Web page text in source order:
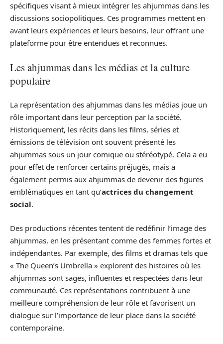
spécifiques visant à mieux intégrer les ahjummas dans les
discussions sociopolitiques. Ces programmes mettent en
avant leurs expériences et leurs besoins, leur offrant une
plateforme pour être entendues et reconnues.
Les ahjummas dans les médias et la culture
populaire
La représentation des ahjummas dans les médias joue un
rôle important dans leur perception par la société.
Historiquement, les récits dans les films, séries et
émissions de télévision ont souvent présenté les
ahjummas sous un jour comique ou stéréotypé. Cela a eu
pour effet de renforcer certains préjugés, mais a
également permis aux ahjummas de devenir des figures
emblématiques en tant qu’actrices du changement
social.
Des productions récentes tentent de redéfinir l’image des
ahjummas, en les présentant comme des femmes fortes et
indépendantes. Par exemple, des films et dramas tels que
« The Queen’s Umbrella » explorent des histoires où les
ahjummas sont sages, influentes et respectées dans leur
communauté. Ces représentations contribuent à une
meilleure compréhension de leur rôle et favorisent un
dialogue sur l’importance de leur place dans la société
contemporaine.